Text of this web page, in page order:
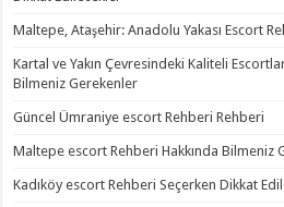
Maltepe, Ataşehir: Anadolu Yakası Escort
Kartal ve Yakın Çevresindeki Kaliteli
Bilmeniz Gerekenler
Güncel Ümraniye escort Rehberi Rehberi
Maltepe escort Rehberi Hakkında Bilmeniz
Kadıköy escort Rehberi Seçerken Dikkat